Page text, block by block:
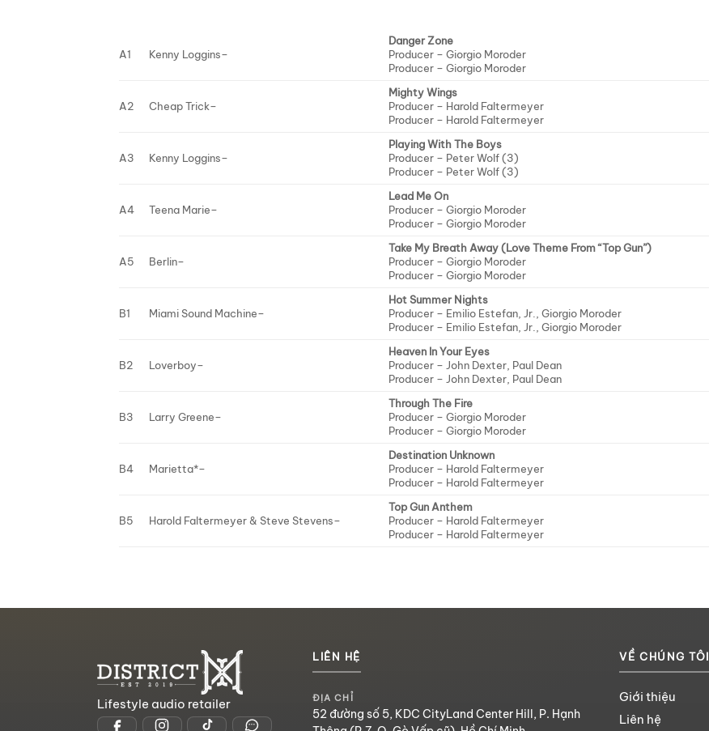
A1 Kenny Loggins–
Danger Zone
Producer – Giorgio Moroder
Producer – Giorgio Moroder
A2 Cheap Trick–
Mighty Wings
Producer – Harold Faltermeyer
Producer – Harold Faltermeyer
A3 Kenny Loggins–
Playing With The Boys
Producer – Peter Wolf (3)
Producer – Peter Wolf (3)
A4 Teena Marie–
Lead Me On
Producer – Giorgio Moroder
Producer – Giorgio Moroder
A5 Berlin–
Take My Breath Away (Love Theme From “Top Gun”)
Producer – Giorgio Moroder
Producer – Giorgio Moroder
B1 Miami Sound Machine–
Hot Summer Nights
Producer – Emilio Estefan, Jr., Giorgio Moroder
Producer – Emilio Estefan, Jr., Giorgio Moroder
B2 Loverboy–
Heaven In Your Eyes
Producer – John Dexter, Paul Dean
Producer – John Dexter, Paul Dean
B3 Larry Greene–
Through The Fire
Producer – Giorgio Moroder
Producer – Giorgio Moroder
B4 Marietta*–
Destination Unknown
Producer – Harold Faltermeyer
Producer – Harold Faltermeyer
B5 Harold Faltermeyer& Steve Stevens–
Top Gun Anthem
Producer – Harold Faltermeyer
Producer – Harold Faltermeyer
Lifestyle audio retailer
LIÊN HỆ
ĐỊA CHỈ
52 đường số 5, KDC CityLand Center Hill, P. Hạnh
VỀ CHÚNG TÔI
Giới thiệu
Liên hệ